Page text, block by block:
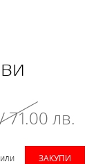
71.00 лв.
ЗАКУПИ
или